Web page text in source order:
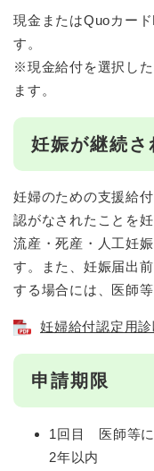
現金またはQuoカー
す。
※現金給付を選択し
ます。
妊娠が継続さ
妊婦のための支援給
認がなされたことを
流産・死産・人工妊
す。また、妊娠届出
する場合には、医師
妊婦給付認定用
申請期限
1回目 医師等に
2年以内